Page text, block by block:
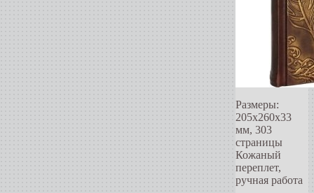
Размеры:
205х260х33
мм, 303
страницы
Кожаный
переплет,
ручная работа